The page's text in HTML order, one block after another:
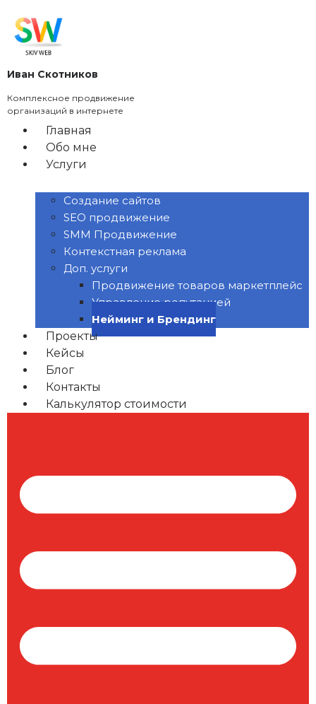
содержимому
Иван Скотников
Комплексное продвижение
организаций в интернете
Главная
Обо мне
Услуги
Создание сайтов
SEO продвижение
SMM Продвижение
Контекстная реклама
Доп. услуги
Продвижение товаров маркетплейс
Управление репутацией
Нейминг и Брендинг
Проекты
Кейсы
Блог
Контакты
Калькулятор стоимости